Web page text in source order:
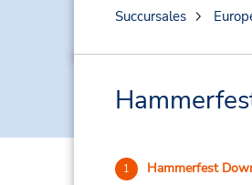
Succursales
1 Hammerfest